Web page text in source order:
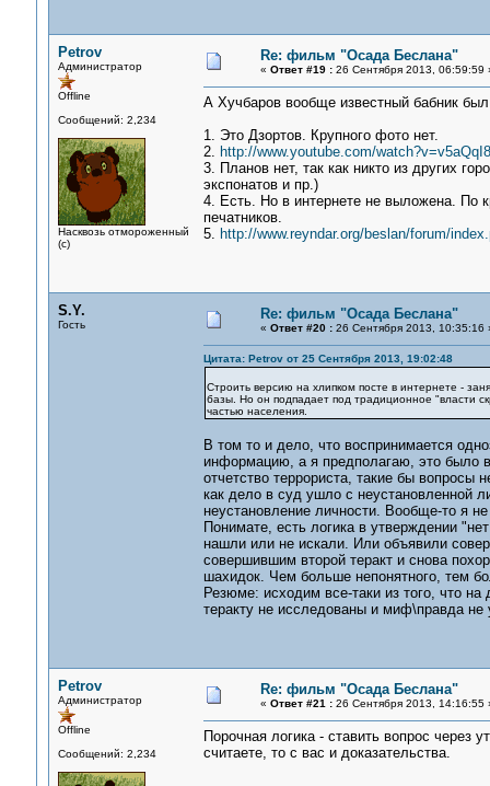
Petrov
Администратор
Offline
Сообщений: 2,234
Насквозь отмороженный
(с)
Re: фильм "Осада Беслана"
« Ответ #19 :26 Сентября 2013, 06:59:59
А Хучбаров вообще известный бабник
1. Это Дзортов. Крупного фото нет.
2. http://www.youtube.com/
3. Планов нет, так как никто из других
экспонатов и пр.)
4. Есть. Но в интернете не выложена. По
печатников.
5. http://www.reyndar.org/beslan/forum/
S.Y.
Гость
Re: фильм "Осада Беслана"
« Ответ #20 :26 Сентября 2013, 10:35:16
Цитата: Petrov от 25 Сентября 2013, 19:02:48
Строить версию на хлипком посте в интернете -
базы. Но он подпадает под традиционное "власти
частью населения.
В том то и дело, что воспринимается
информацию, а я предполагаю, это было
отчетство террориста, такие бы
как дело в суд ушло с неустановленной
неустановление личности. Вообще-то я
Понимате, есть логика в утверждении
нашли или не искали. Или объявили
совершившим второй теракт и снова
шахидок. Чем больше непонятного, тем
Резюме: исходим все-таки из того, что
теракту не исследованы и миф\правда не
Petrov
Администратор
Offline
Сообщений: 2,234
Re: фильм "Осада Беслана"
« Ответ #21 :26 Сентября 2013, 14:16:55
Порочная логика - ставить вопрос через
считаете, то с вас и доказательства.